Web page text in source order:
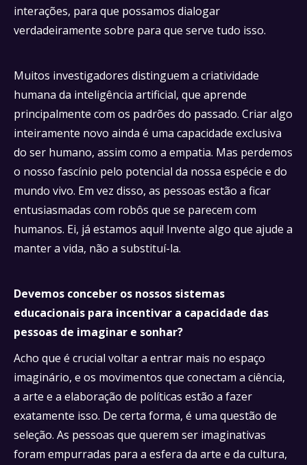
interações, para que possamos dialogar
verdadeiramente sobre para que serve tudo isso.
Muitos investigadores distinguem a criatividade
humana da inteligência artificial, que aprende
principalmente com os padrões do passado. Criar algo
inteiramente novo ainda é uma capacidade exclusiva
do ser humano, assim como a empatia. Mas perdemos
o nosso fascínio pelo potencial da nossa espécie e do
mundo vivo. Em vez disso, as pessoas estão a ficar
entusiasmadas com robôs que se parecem com
humanos. Ei, já estamos aqui! Invente algo que ajude a
manter a vida, não a substituí-la.
Devemos conceber os nossos sistemas
educacionais para incentivar a capacidade das
pessoas de imaginar e sonhar?
Acho que é crucial voltar a entrar mais no espaço
imaginário, e os movimentos que conectam a ciência,
a arte e a elaboração de políticas estão a fazer
exatamente isso. De certa forma, é uma questão de
seleção. As pessoas que querem ser imaginativas
foram empurradas para a esfera da arte e da cultura,